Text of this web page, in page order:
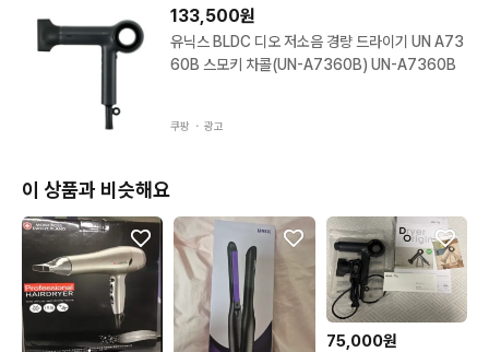
133,500원
유닉스 BLDC 디오 저소음 경량 드라이기 UN A73
60B 스모키 차콜(UN-A7360B) UN-A7360B
쿠팡 ・ 광고
이 상품과 비슷해요
75,000원